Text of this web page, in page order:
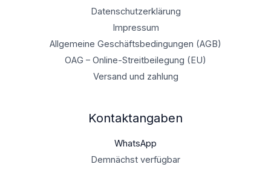
Datenschutzerklärung
Impressum
Allgemeine Geschäftsbedingungen (AGB)
OAG – Online-Streitbeilegung (EU)
Versand und zahlung
Kontaktangaben
WhatsApp
Demnächst verfügbar